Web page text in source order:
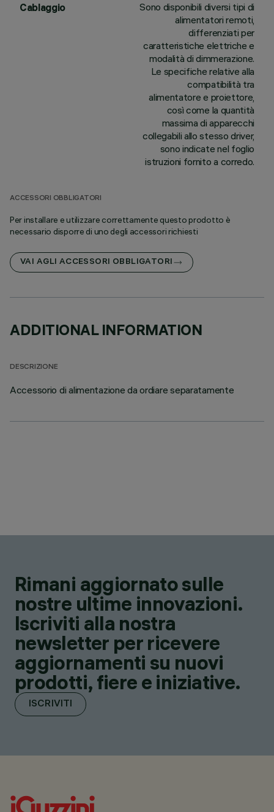
Cablaggio
Sono disponibili diversi tipi di
alimentatori remoti,
differenziati per
caratteristiche elettriche e
modalità di dimmerazione.
Le specifiche relative alla
compatibilità tra
alimentatore e proiettore,
così come la quantità
massima di apparecchi
collegabili allo stesso driver,
sono indicate nel foglio
istruzioni fornito a corredo.
ACCESSORI OBBLIGATORI
Per installare e utilizzare correttamente questo prodotto è
necessario disporre di uno degli accessori richiesti
VAI AGLI ACCESSORI OBBLIGATORI
ADDITIONAL INFORMATION
DESCRIZIONE
Accessorio di alimentazione da ordiare separatamente
Rimani aggiornato sulle
nostre ultime innovazioni.
Iscriviti alla nostra
newsletter per ricevere
aggiornamenti su nuovi
prodotti, fiere e iniziative.
ISCRIVITI